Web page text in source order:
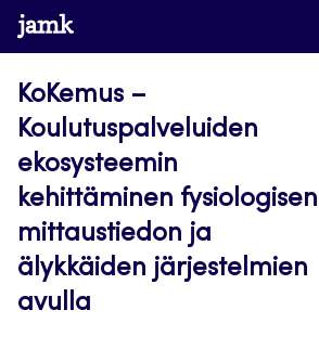
Siirry
suoraan
www.jamk.fi
KoKemus –
Koulutuspalveluiden
ekosysteemin
kehittäminen fysiologisen
mittaustiedon ja
älykkäiden järjestelmien
avulla